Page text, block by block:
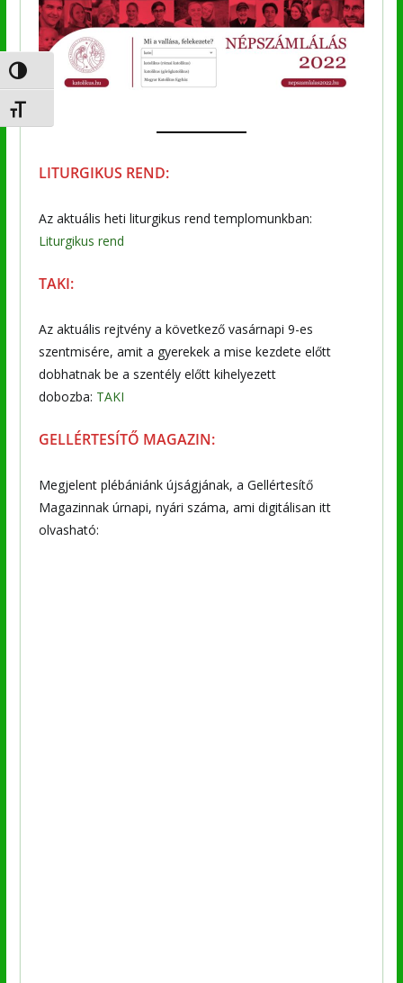
Nagy kontraszt váltása
Betűméret váltása
LITURGIKUS REND:
Az aktuális heti liturgikus rend templomunkban:
Liturgikus rend
TAKI:
Az aktuális rejtvény a következő vasárnapi 9-es
szentmisére, amit a gyerekek a mise kezdete előtt
dobhatnak be a szentély előtt kihelyezett
dobozba: TAKI
GELLÉRTESÍTŐ MAGAZIN:
Megjelent plébániánk újságjának, a Gellértesítő
Magazinnak úrnapi, nyári száma, ami digitálisan itt
olvasható: